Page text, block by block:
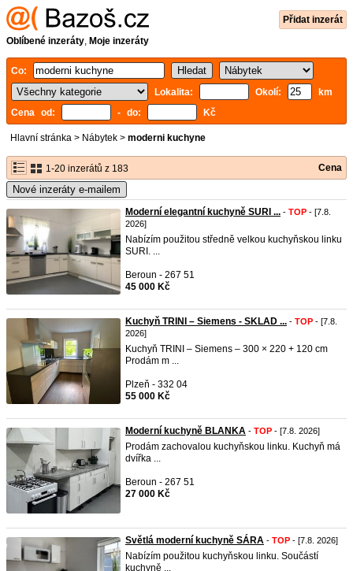
Přidat inzerát
Oblíbené inzeráty, Moje inzeráty
Co:
Lokalita:
Okolí:
km
Cena od:
- do: Kč
Hlavní stránka > Nábytek > moderni kuchyne
1-20 inzerátů z 183 Cena
Nové inzeráty e-mailem
Moderní elegantní kuchyně SURI ... - TOP - [7.8.
2026]
Nabízím použitou středně velkou kuchyňskou linku
SURI. ...
Beroun - 267 51
45 000 Kč
Kuchyň TRINI – Siemens - SKLAD ... - TOP - [7.8.
2026]
Kuchyň TRINI – Siemens – 300 × 220 + 120 cm
Prodám m ...
Plzeň - 332 04
55 000 Kč
Moderní kuchyně BLANKA - TOP - [7.8. 2026]
Prodám zachovalou kuchyňskou linku. Kuchyň má
dvířka ...
Beroun - 267 51
27 000 Kč
Světlá moderní kuchyně SÁRA - TOP - [7.8. 2026]
Nabízím použitou kuchyňskou linku. Součástí
kuchyně ...